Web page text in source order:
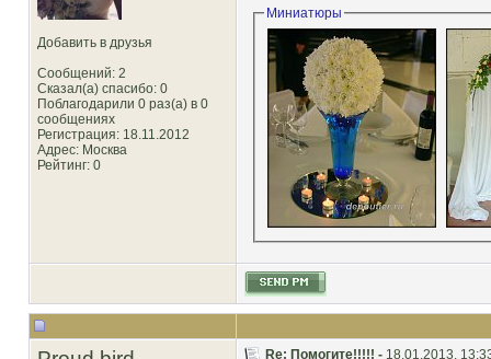
Добавить в друзья
Сообщений: 2
Сказал(а) спасибо: 0
Поблагодарили 0 раз(а) в 0
сообщениях
Регистрация: 18.11.2012
Адрес: Москва
Рейтинг: 0
Миниатюры
Re: Помогите!!!!! - 18.01.2013,